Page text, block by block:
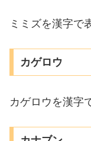
ミミズを漢字で
カゲロウ
カゲロウを漢字